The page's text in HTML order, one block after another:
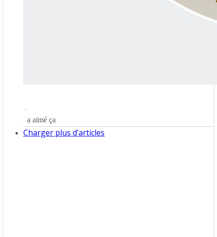
a aimé ça
Charger plus d’articles